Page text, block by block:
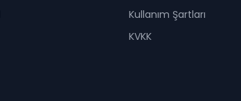
Kullanım Şartları
KVKK